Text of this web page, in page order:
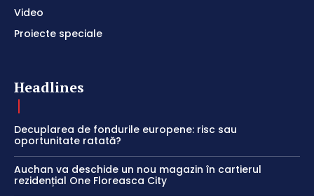
Video
Proiecte speciale
Headlines
Decuplarea de fondurile europene: risc sau
oportunitate ratată?
Auchan va deschide un nou magazin în cartierul
rezidențial One Floreasca City